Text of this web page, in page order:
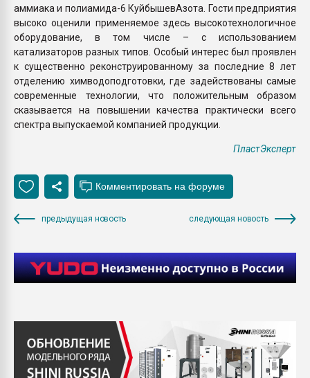
аммиака и полиамида-6 КуйбышевАзота. Гости предприятия
высоко оценили применяемое здесь высокотехнологичное
оборудование, в том числе – с использованием
катализаторов разных типов. Особый интерес был проявлен
к существенно реконструированному за последние 8 лет
отделению химводоподготовки, где задействованы самые
современные технологии, что положительным образом
сказывается на повышении качества практически всего
спектра выпускаемой компанией продукции.
ПластЭксперт
предыдущая новость следующая новость